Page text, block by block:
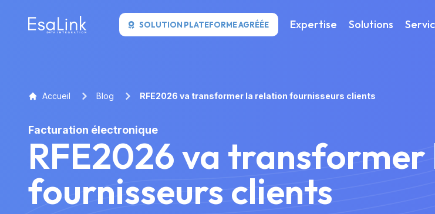
SOLUTION PLATEFORME AGRÉÉE Expertise Solutions
Accueil Blog RFE2026 va transformer la relation fournisseurs clients
Facturation électronique
RFE2026 va
fournisseurs clients